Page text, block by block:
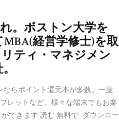
。ボストン大学を
経営学修士)を取
ティ・マネジメン
らポイント還元本が多数。一度
レットなど、様々な端末でもお楽
できます 読む 無料で. ダウンロー